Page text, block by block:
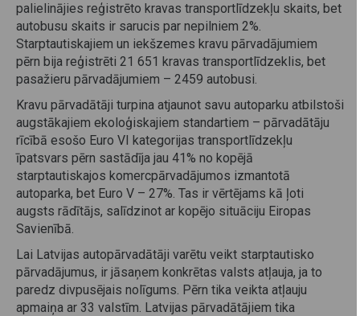
palielinājies reģistrēto kravas transportlīdzekļu skaits, bet
autobusu skaits ir sarucis par nepilniem 2%.
Starptautiskajiem un iekšzemes kravu pārvadājumiem
pērn bija reģistrēti 21 651 kravas transportlīdzeklis, bet
pasažieru pārvadājumiem – 2459 autobusi.
Kravu pārvadātāji turpina atjaunot savu autoparku atbilstoši
augstākajiem ekoloģiskajiem standartiem – pārvadātāju
rīcībā esošo Euro VI kategorijas transportlīdzekļu
īpatsvars pērn sastādīja jau 41% no kopējā
starptautiskajos komercpārvadājumos izmantotā
autoparka, bet Euro V – 27%. Tas ir vērtējams kā ļoti
augsts rādītājs, salīdzinot ar kopējo situāciju Eiropas
Savienībā.
Lai Latvijas autopārvadātāji varētu veikt starptautisko
pārvadājumus, ir jāsaņem konkrētas valsts atļauja, ja to
paredz divpusējais nolīgums. Pērn tika veikta atļauju
apmaiņa ar 33 valstīm. Latvijas pārvadātājiem tika